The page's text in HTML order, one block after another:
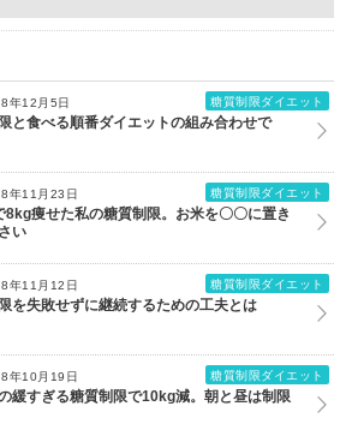
年12月5日 糖質制限ダイエット
と食べる順番ダイエットの組み合わせで
年11月23日 糖質制限ダイエット
8kg痩せた私の糖質制限。お米を〇〇に置き
い
年11月12日 糖質制限ダイエット
を失敗せずに継続するための工夫とは
年10月19日 糖質制限ダイエット
緩すぎる糖質制限で10kg減。朝と昼は制限